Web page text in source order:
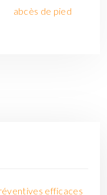
abcès de pied
efficaces